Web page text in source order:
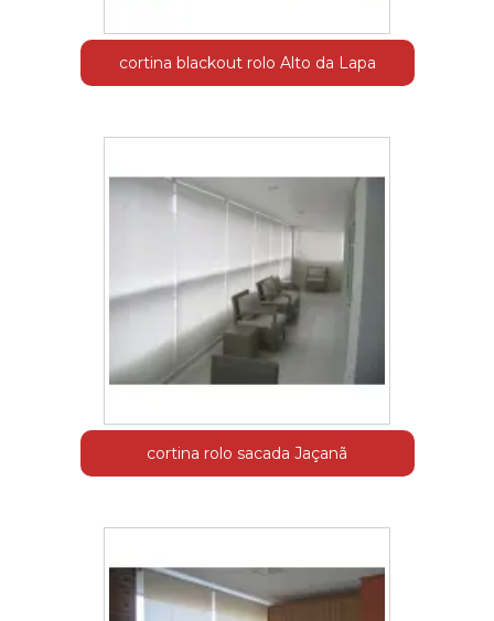
cortina blackout rolo Alto da Lapa
cortina rolo sacada Jaçanã